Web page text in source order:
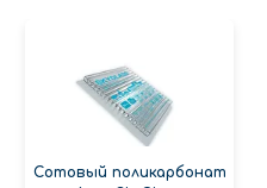
Сотовый поликарбонат